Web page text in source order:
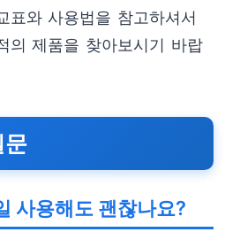
표와 사용법을 참고하셔서
의 제품을 찾아보시기 바랍
문
사용해도 괜찮나요?